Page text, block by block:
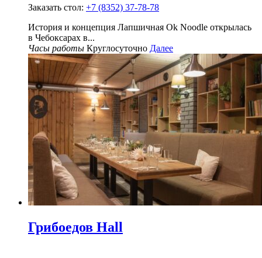
Заказать стол: +7 (8352) 37-78-78
История и концепция Лапшичная Ok Noodle открылась
в Чебоксарах в...
Часы работы Круглосуточно Далее
Грибоедов Hall